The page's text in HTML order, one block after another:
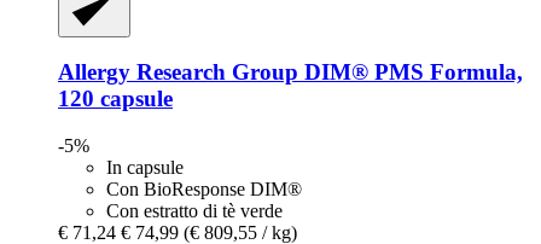
Allergy Research Group DIM® PMS Formula,
120 capsule
-5%
In capsule
Con BioResponse DIM®
Con estratto di tè verde
€ 71,24 € 74,99 (€ 809,55 / kg)